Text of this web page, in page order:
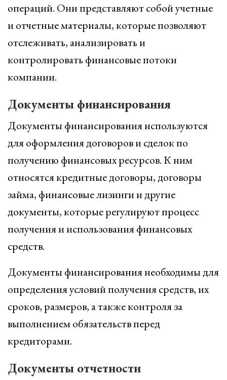
операций. Они представляют собой учетные
и отчетные материалы, которые позволяют
отслеживать, анализировать и
контролировать финансовые потоки
компании.
Документы финансирования
Документы финансирования используются
для оформления договоров и сделок по
получению финансовых ресурсов. К ним
относятся кредитные договоры, договоры
займа, финансовые лизинги и другие
документы, которые регулируют процесс
получения и использования финансовых
средств.
Документы финансирования необходимы для
определения условий получения средств, их
сроков, размеров, а также контроля за
выполнением обязательств перед
кредиторами.
Документы отчетности